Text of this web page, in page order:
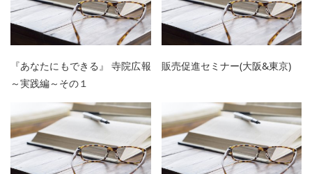
『あなたにもできる』 寺院広報
～実践編～その１
販売促進セミナー(大阪&東京)